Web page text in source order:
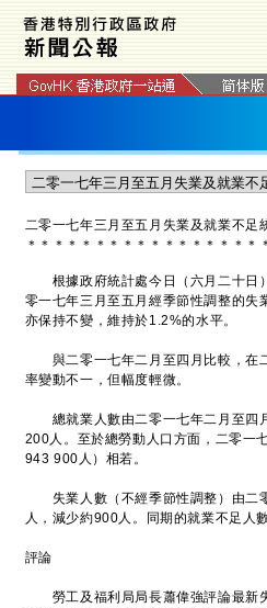
二零一七年三月至五月失業及就業不足
＊ ＊ ＊ ＊ ＊ ＊ ＊ ＊ ＊ ＊ ＊ ＊ ＊ ＊ ＊ ＊ ＊
根據政府統計處今日（六月二十日
零一七年三月至五月經季節性調整的
亦保持不變，維持於1.2%的水平。
與二零一七年二月至四月比較，在
率變動不一，但幅度輕微。
總就業人數由二零一七年二月至四
200人。至於總勞動人口方面，二零一
943 900人）相若。
失業人數（不經季節性調整）由二
人，減少約900人。同期的就業不足
評論
勞工及福利局局長蕭偉強評論最新